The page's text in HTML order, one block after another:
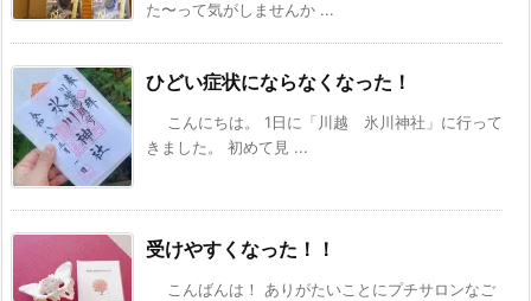
た〜って気がしませんか ...
ひどい症状にならなくなった！
こんにちは。 1日に「川越 氷川神社」に行って
きました。 初めて見 ...
受けやすくなった！！
こんばんは！ ありがたいことにプチサロンなご